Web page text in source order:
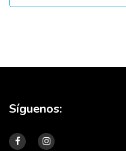
Síguenos: